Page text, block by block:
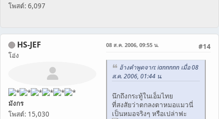
โพสต์: 6,097
HS-JEF
โอ่ง
มังกร
โพสต์: 15,030
#14
08 ส.ค. 2006, 09:55 น.
อ้างคำพูดจาก: iannnnn เมื่อ 08
ส.ค. 2006, 01:44 น.
นึกถึงกระทู้ในเอ็มไทย
ที่สงสัยว่าตกลงตาหมอแมวนี่
เป็นหมอจริงๆ หรือเปล่าฟะ